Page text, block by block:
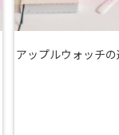
アップルウォッチ